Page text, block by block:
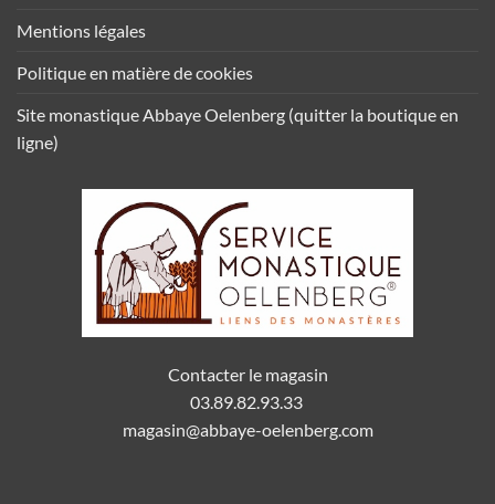
Mentions légales
Politique en matière de cookies
Site monastique Abbaye Oelenberg (quitter la boutique en
ligne)
Contacter le magasin
03.89.82.93.33
magasin@abbaye-oelenberg.com